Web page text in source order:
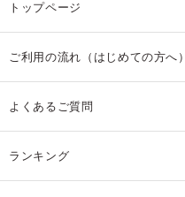
トップページ
ご利用の流れ（はじめての方へ）
よくあるご質問
ランキング